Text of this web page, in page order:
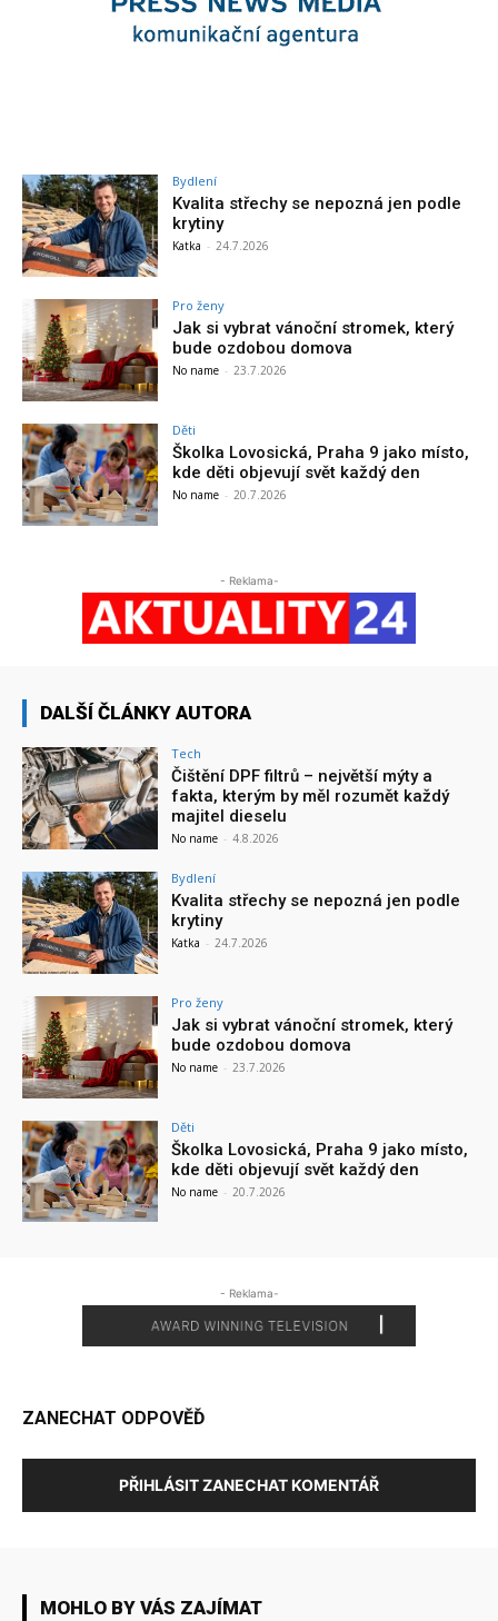
Bydlení
Kvalita střechy se nepozná jen podle
krytiny
Katka - 24.7.2026
Pro ženy
Jak si vybrat vánoční stromek, který
bude ozdobou domova
No name - 23.7.2026
Děti
Školka Lovosická, Praha 9 jako místo,
kde děti objevují svět každý den
No name - 20.7.2026
- Reklama-
DALŠÍ ČLÁNKY AUTORA
Tech
Čištění DPF filtrů – největší mýty a
fakta, kterým by měl rozumět každý
majitel dieselu
No name - 4.8.2026
Bydlení
Kvalita střechy se nepozná jen podle
krytiny
Katka - 24.7.2026
Pro ženy
Jak si vybrat vánoční stromek, který
bude ozdobou domova
No name - 23.7.2026
Děti
Školka Lovosická, Praha 9 jako místo,
kde děti objevují svět každý den
No name - 20.7.2026
- Reklama-
ZANECHAT ODPOVĚĎ
PŘIHLÁSIT ZANECHAT KOMENTÁŘ
MOHLO BY VÁS ZAJÍMAT